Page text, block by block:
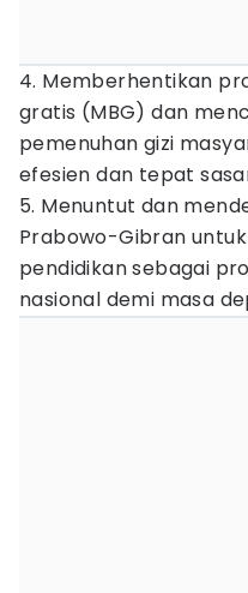
4. Memberhentikan
gratis (MBG) dan
pemenuhan gizi
efesien dan tepat
5. Menuntut dan
Prabowo-Gibran
pendidikan sebagai
nasional demi masa